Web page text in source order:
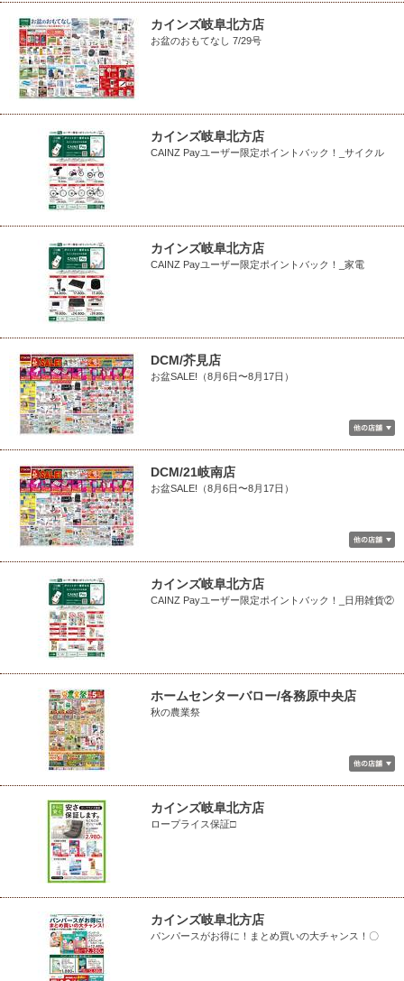
カインズ岐阜北方店
お盆のおもてなし 7/29号
カインズ岐阜北方店
CAINZ Payユーザー限定ポイントバック！_サイクル
カインズ岐阜北方店
CAINZ Payユーザー限定ポイントバック！_家電
DCM/芥見店
お盆SALE!（8月6日〜8月17日）
DCM/21岐南店
お盆SALE!（8月6日〜8月17日）
カインズ岐阜北方店
CAINZ Payユーザー限定ポイントバック！_日用雑貨②
ホームセンターバロー/各務原中央店
秋の農業祭
カインズ岐阜北方店
ロープライス保証□
カインズ岐阜北方店
パンパースがお得に！まとめ買いの大チャンス！〇